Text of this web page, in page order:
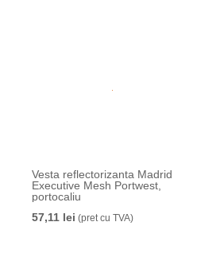
Vesta reflectorizanta Madrid
Executive Mesh Portwest,
portocaliu
57,11 lei (pret cu TVA)